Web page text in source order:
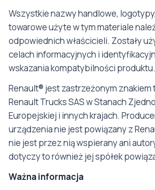
Wszystkie nazwy handlowe,
towarowe użyte w tym materiale
odpowiednich właścicieli. Zostały
celach informacyjnych i
wskazania kompatybilności produktu.
Renault® jest zastrzeżonym znakiem
Renault Trucks SAS w Stanach
Europejskiej i innych krajach.
urządzenia nie jest powiązany z
nie jest przez nią wspierany ani
dotyczy to również jej spółek
Ważna informacja